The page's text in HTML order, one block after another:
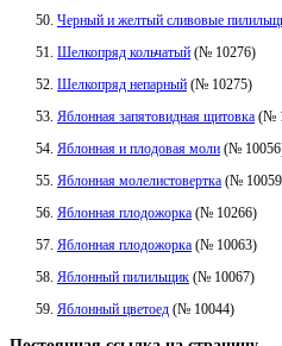
Черный и желтый сливовые
Шелкопряд кольчатый (№ 10276)
Шелкопряд непарный (№ 10275)
Яблонная запятовидная щитовка (№
Яблонная и плодовая моли (№
Яблонная молелистовертка (№
Яблонная плодожорка (№ 10266)
Яблонная плодожорка (№ 10063)
Яблонный пилильщик (№ 10067)
Яблонный цветоед (№ 10044)